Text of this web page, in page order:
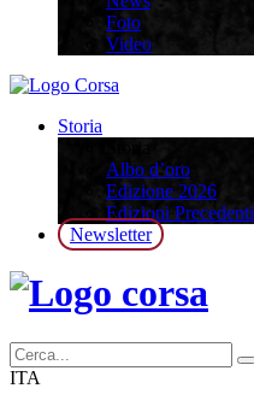
Foto
Video
Storia
Albo d’oro
Edizione 2026
Edizioni Precedenti
Newsletter
ITA